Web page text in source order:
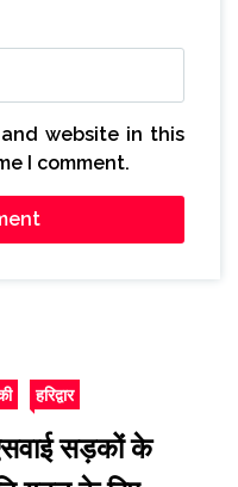
website in this
I comment.
हरिद्वार
सड़कों के